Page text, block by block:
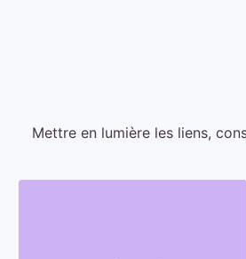
Mettre en lumière les liens,